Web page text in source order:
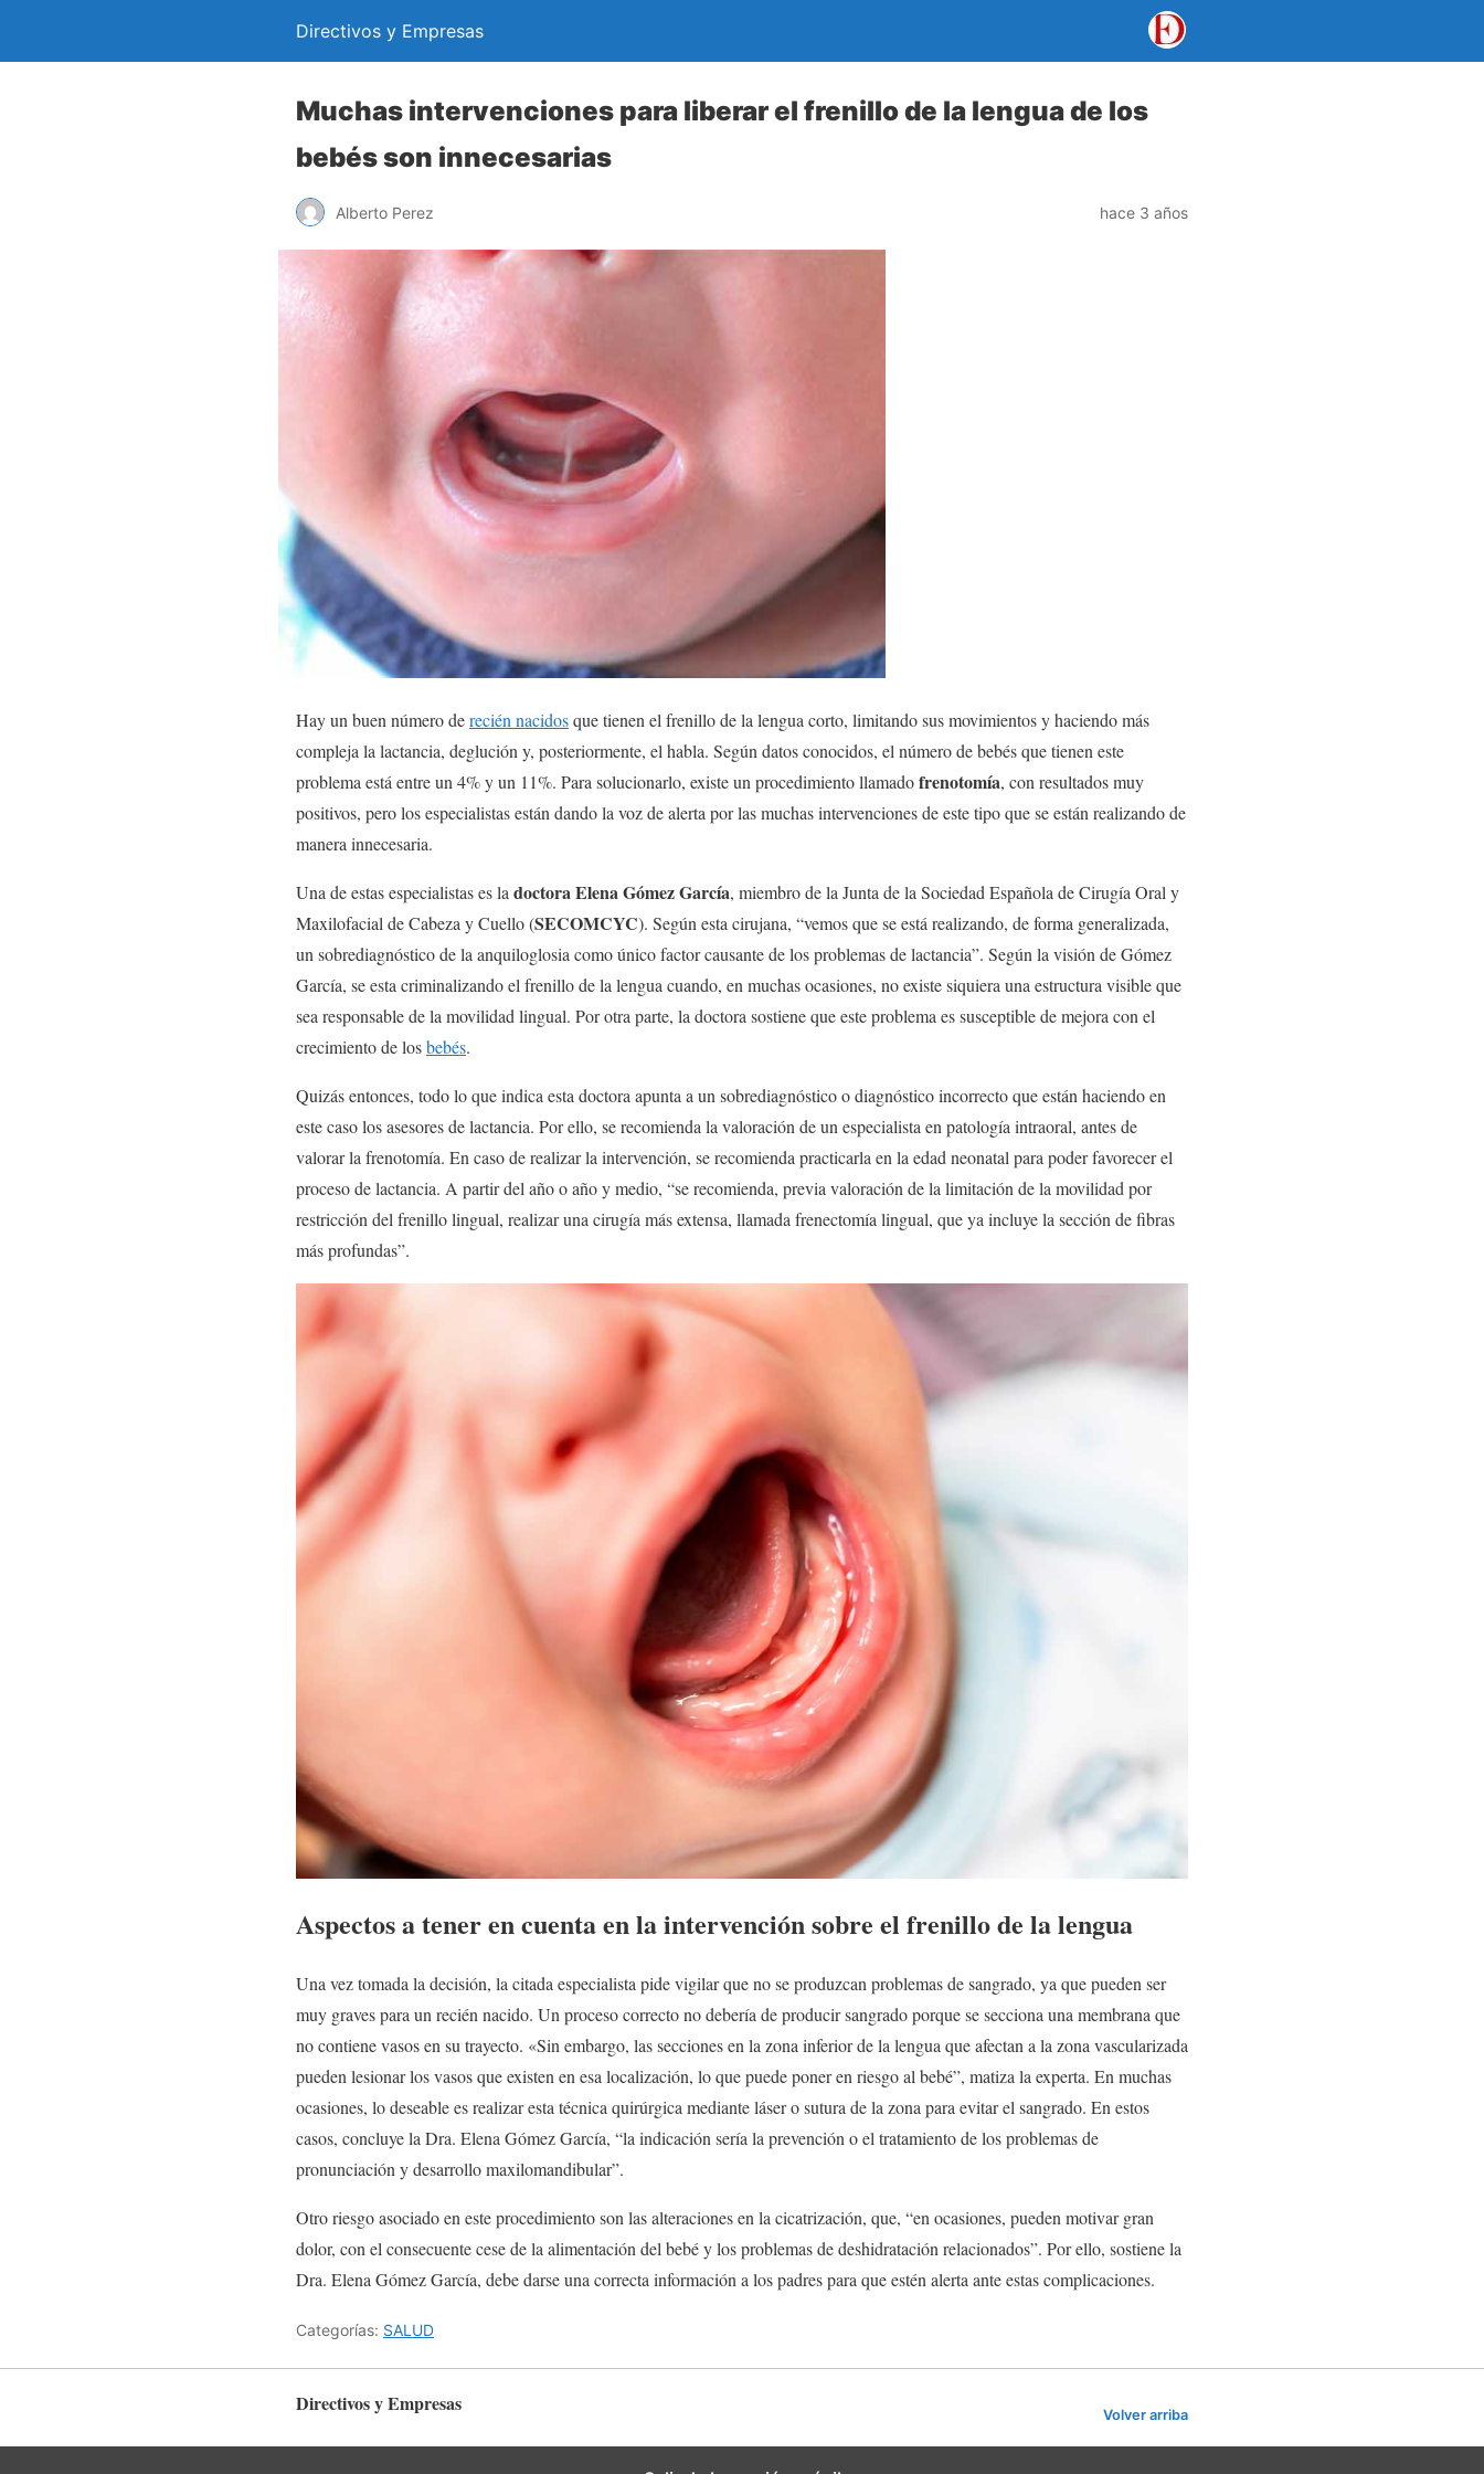
Directivos y Empresas
Muchas intervenciones para liberar el frenillo de la lengua de los
bebés son innecesarias
Alberto Perez hace 3 años
Hay un buen número derecién nacidosque tienen el frenillo de la lengua corto, limitando sus movimientos y haciendo más
compleja la lactancia, deglución y, posteriormente, el habla. Según datos conocidos, el número de bebés que tienen este
problema está entre un 4% y un 11%. Para solucionarlo, existe un procedimiento llamadofrenotomía, con resultados muy
positivos, pero los especialistas están dando la voz de alerta por las muchas intervenciones de este tipo que se están realizando de
manera innecesaria.
Una de estas especialistas es la doctora Elena Gómez García, miembro de la Junta de la Sociedad Española de Cirugía Oral y
Maxilofacial de Cabeza y Cuello (SECOMCYC). Según esta cirujana, “vemos que se está realizando, de forma generalizada,
un sobrediagnóstico de la anquiloglosia como único factor causante de los problemas de lactancia”. Según la visión de Gómez
García, se esta criminalizando el frenillo de la lengua cuando, en muchas ocasiones, no existe siquiera una estructura visible que
sea responsable de la movilidad lingual. Por otra parte, la doctora sostiene que este problema es susceptible de mejora con el
crecimiento de losbebés.
Quizás entonces, todo lo que indica esta doctora apunta a un sobrediagnóstico o diagnóstico incorrecto que están haciendo en
este caso los asesores de lactancia. Por ello, se recomienda la valoración de un especialista en patología intraoral, antes de
valorar la frenotomía. En caso de realizar la intervención, se recomienda practicarla en la edad neonatal para poder favorecer el
proceso de lactancia. A partir del año o año y medio, “se recomienda, previa valoración de la limitación de la movilidad por
restricción del frenillo lingual, realizar una cirugía más extensa, llamada frenectomía lingual, que ya incluye la sección de fibras
más profundas”.
Aspectos a tener en cuenta en la intervención sobre el frenillo de la lengua
Una vez tomada la decisión, la citada especialista pide vigilar que no se produzcan problemas de sangrado, ya que pueden ser
muy graves para un recién nacido. Un proceso correcto no debería de producir sangrado porque se secciona una membrana que
no contiene vasos en su trayecto. «Sin embargo, las secciones en la zona inferior de la lengua que afectan a la zona vascularizada
pueden lesionar los vasos que existen en esa localización, lo que puede poner en riesgo al bebé”, matiza la experta. En muchas
ocasiones, lo deseable es realizar esta técnica quirúrgica mediante láser o sutura de la zona para evitar el sangrado. En estos
casos, concluye la Dra. Elena Gómez García, “la indicación sería la prevención o el tratamiento de los problemas de
pronunciación y desarrollo maxilomandibular”.
Otro riesgo asociado en este procedimiento son las alteraciones en la cicatrización, que, “en ocasiones, pueden motivar gran
dolor, con el consecuente cese de la alimentación del bebé y los problemas de deshidratación relacionados”. Por ello, sostiene la
Dra. Elena Gómez García, debe darse una correcta información a los padres para que estén alerta ante estas complicaciones.
Categorías: SALUD
Directivos y Empresas Volver arriba